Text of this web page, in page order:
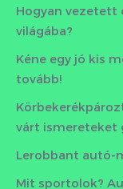
Hogyan vezetett
világába?
Kéne egy jó kis
tovább!
várt
Lerobbant autó-
Mit sportolok?